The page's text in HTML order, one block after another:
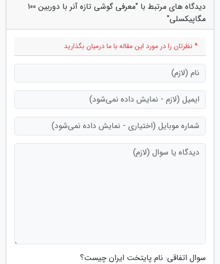
دیدگاه های مرتبط با "معرفی گوشی تازه آنر با دوربین 100
مگاپیکسلی"
* نظرتان را در مورد این مقاله با ما درمیان بگذارید
سوال اتفاقی: نام پایتخت ایران چیست؟